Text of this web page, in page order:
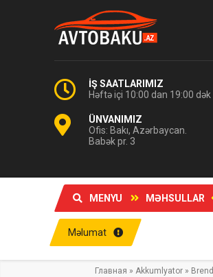
İŞ SAATLARIMIZ
Həftə içi 10:00 dan 19:00 dək
ÜNVANIMIZ
Ofis: Bakı, Azərbaycan.
Babək pr. 3
MENYU MƏHSULLAR
Məlumat
Главная » Akkumlyator» Brend